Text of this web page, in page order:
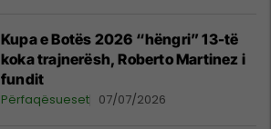
Kupa e Botës 2026 “hëngri” 13-të
koka trajnerësh, Roberto Martinez i
fundit
Përfaqësueset 07/07/2026